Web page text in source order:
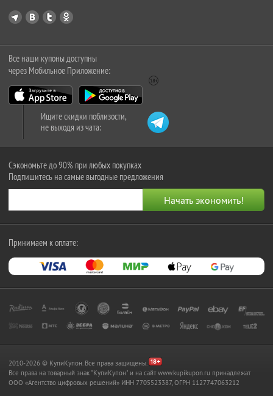
Все наши купоны доступны
через Мобильное Приложение:
Ищите скидки поблизости,
не выходя из чата:
Сэкономьте до 90% при любых покупках
Подпишитесь на самые выгодные предложения
Принимаем к оплате:
2010-2026 © КупиКупон. Все права защищены.
Все права на товарный знак "КупиКупон" и на сайт www.kupikupon.ru принадлежат
OOO «Агентство цифровых решений» ИНН 7705523387, ОГРН 1127747063212